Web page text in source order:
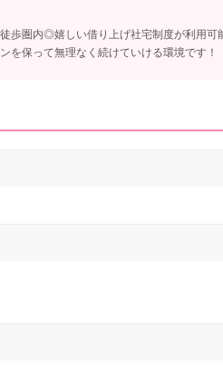
歩圏内◎嬉しい借り上げ社宅制度が利用可
を保って無理なく続けていける環境です！